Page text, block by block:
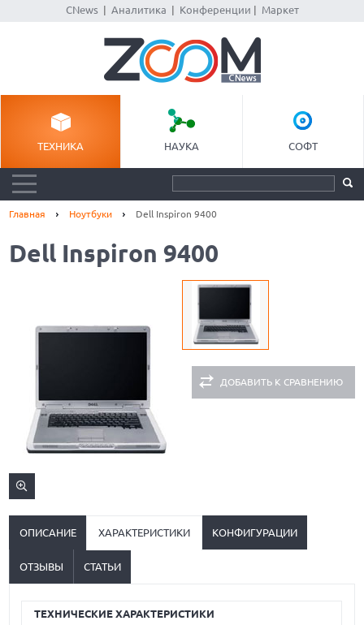
CNews| Аналитика Конференции Маркет
ТЕХНИКА НАУКА СОФТ
Главная Ноутбуки Dell Inspiron 9400
Dell Inspiron 9400
ДОБАВИТЬ К СРАВНЕНИЮ
ОПИСАНИЕ ХАРАКТЕРИСТИКИ КОНФИГУРАЦИИ
ОТЗЫВЫ СТАТЬИ
ТЕХНИЧЕСКИЕ ХАРАКТЕРИСТИКИ